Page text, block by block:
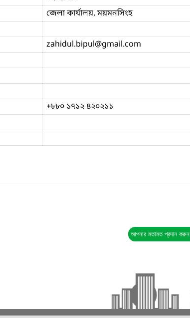
জেলা কার্যালয়, ময়মনসিংহ
zahidul.bipul@gmail.com
+৮৮০ ১৭১২ ৪২০২১১
আপনার মতামত প্রদান করুন